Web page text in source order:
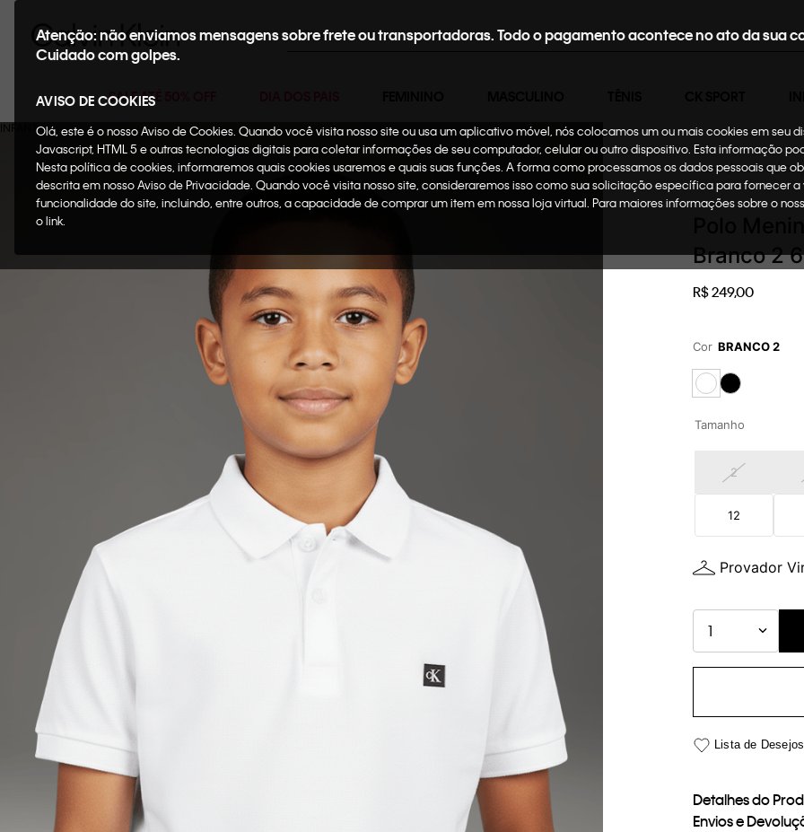
Buscar
SALE ATÉ 50% OFF
Atenção: não enviamos mensagens sobre frete ou transportadoras. Todo o pagamento acontece no ato da sua
Cuidado com golpes.
AVISO DE COOKIES
Olá, este é o nosso Aviso de Cookies. Quando você visita nosso site ou usa um aplicativo móvel, nós colocamos um ou mais cookies em seu
Javascript, HTML 5 e outras tecnologias digitais para coletar informações de seu computador, celular ou outro dispositivo. Esta informação
Nesta política de cookies, informaremos quais cookies usaremos e quais suas funções. A forma como processamos os dados pessoais que
descrita em nosso Aviso de Privacidade. Quando você visita nosso site, consideraremos isso como sua solicitação específica para fornecer
funcionalidade do site, incluindo, entre outros, a capacidade de comprar um item em nossa loja virtual. Para maiores informações sobre o
o link.
Infantil Menino
Branco 2 6
R$249,00
Cor BRANCO 2
Tamanho
2
12
Provador
1
Detalhes do
Envios e